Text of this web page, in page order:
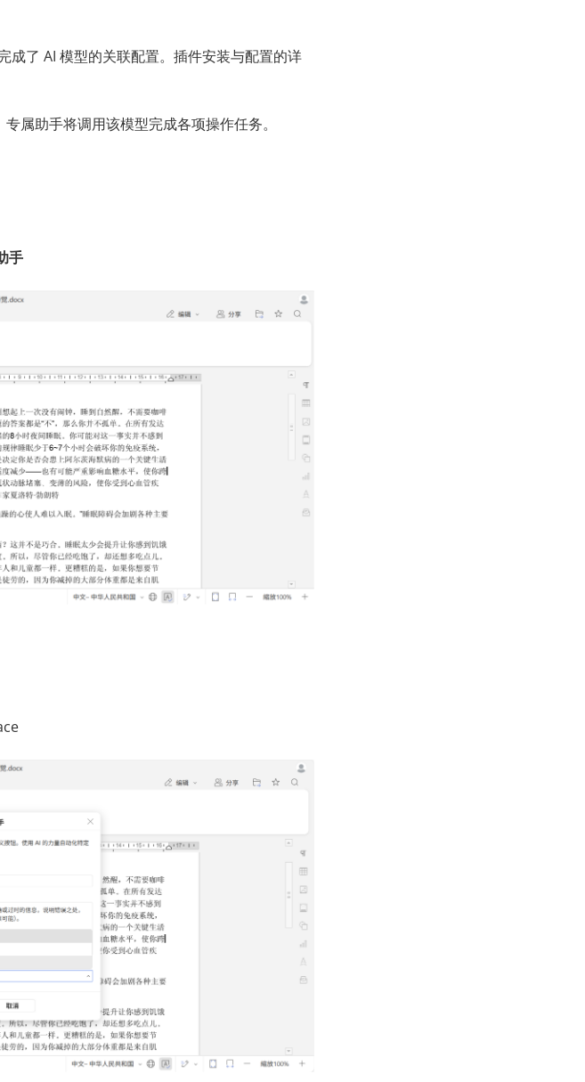
成了 AI 模型的关联配置。插件安装与配置的详
属助手将调用该模型完成各项操作任务。
手